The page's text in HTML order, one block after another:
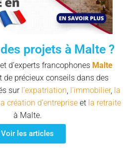
projets à Malte ?
d’experts francophones Malte
précieux conseils dans des
sur l’expatriation, l’immobilier, la
création d’entrepriseetla retraite
à Malte.
Voir les articles